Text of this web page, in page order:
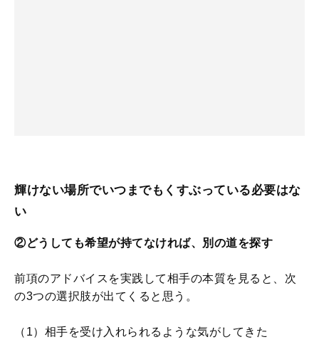
輝けない場所でいつまでもくすぶっている必要はな
い
②どうしても希望が持てなければ、別の道を探す
前項のアドバイスを実践して相手の本質を見ると、次
の3つの選択肢が出てくると思う。
（1）相手を受け入れられるような気がしてきた